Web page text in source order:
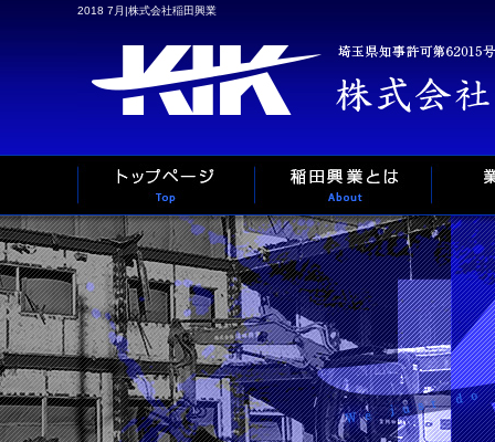
2018 7月|株式会社稲田興業